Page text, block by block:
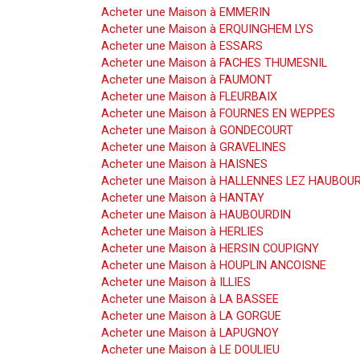
Acheter une Maison à EMMERIN
Acheter une Maison à ERQUINGHEM LYS
Acheter une Maison à ESSARS
Acheter une Maison à FACHES THUMESNIL
Acheter une Maison à FAUMONT
Acheter une Maison à FLEURBAIX
Acheter une Maison à FOURNES EN WEPPES
Acheter une Maison à GONDECOURT
Acheter une Maison à GRAVELINES
Acheter une Maison à HAISNES
Acheter une Maison à HALLENNES LEZ
Acheter une Maison à HANTAY
Acheter une Maison à HAUBOURDIN
Acheter une Maison à HERLIES
Acheter une Maison à HERSIN COUPIGNY
Acheter une Maison à HOUPLIN ANCOISNE
Acheter une Maison à ILLIES
Acheter une Maison à LA BASSEE
Acheter une Maison à LA GORGUE
Acheter une Maison à LAPUGNOY
Acheter une Maison à LE DOULIEU